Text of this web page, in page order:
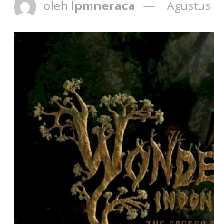
oleh lpmneraca Agustus